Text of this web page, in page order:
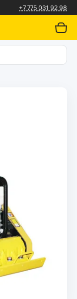
+7 775 031 92 98